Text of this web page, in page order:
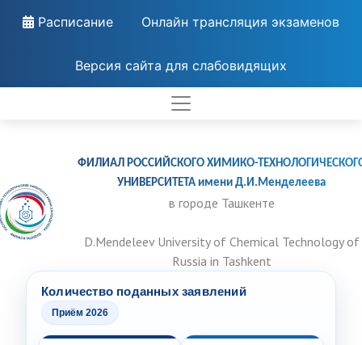
Расписание Онлайн трансляция экзаменов
Версия сайта для слабовидящих
ФИЛИАЛ РОССИЙСКОГО ХИМИКО-
УНИВЕРСИТЕТА имени Д.И.Менделеева
в городе Ташкенте
D.Mendeleev University of Chemical Technology of
Russia in Tashkent
Количество поданных заявлений
Приём 2026